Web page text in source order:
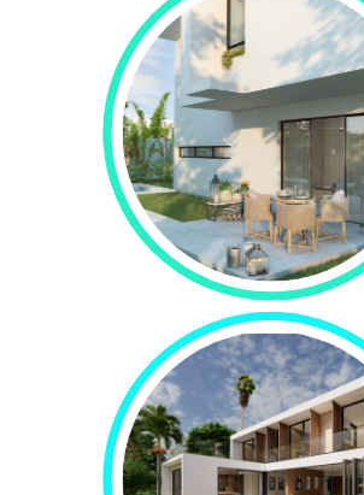
Casas unifamiliares